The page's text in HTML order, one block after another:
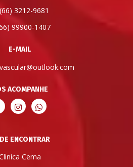
(66) 3212-9681
99900-1407
E-MAIL
ACOMPANHE
ENCONTRAR
Cema